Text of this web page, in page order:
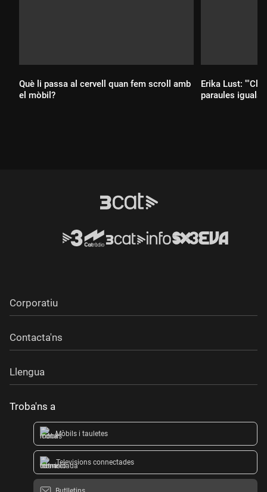
Què li passa al cervell quan fem scroll amb
el mòbil?
Erika Lust:
paraules iguals
Corporatiu
Contacta'ns
Llengua
Troba'ns a
Mòbils i tauletes
Televisions connectades